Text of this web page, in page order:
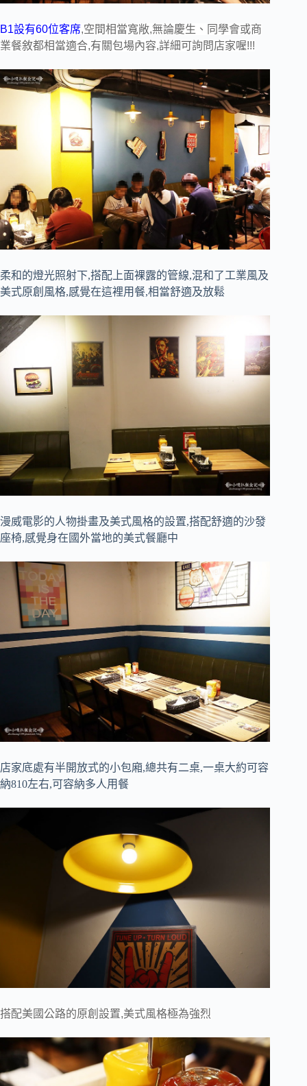
B1設有60位客席,空間相當寬敞,無論慶生、同學會或商
業餐敘都相當適合,有關包場內容,詳細可詢問店家喔!!!
柔和的燈光照射下,搭配上面裸露的管線,混和了工業風及
美式原創風格,感覺在這裡用餐,相當舒適及放鬆
漫威電影的人物掛畫及美式風格的設置,搭配舒適的沙發
座椅,感覺身在國外當地的美式餐廳中
店家底處有半開放式的小包廂,總共有二桌,一桌大約可容
納810左右,可容納多人用餐
搭配美國公路的原創設置,美式風格極為強烈